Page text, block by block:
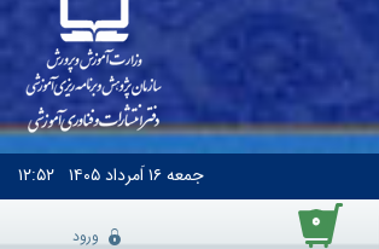
جمعه۱۶ اَمرداد ۱۴۰۵ ۱۲:۵۲
۰
ورود